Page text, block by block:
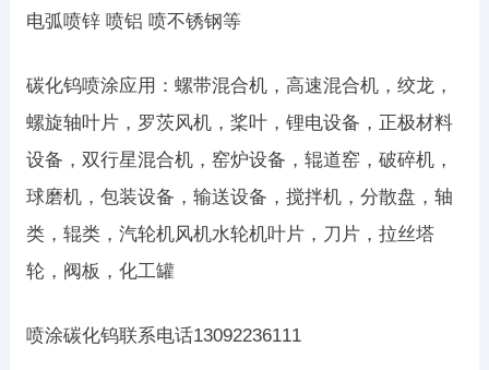
电弧喷锌 喷铝 喷不锈钢等
碳化钨喷涂应用：螺带混合机，高速混合机，绞龙，
螺旋轴叶片，罗茨风机，桨叶，锂电设备，正极材料
设备，双行星混合机，窑炉设备，辊道窑，破碎机，
球磨机，包装设备，输送设备，搅拌机，分散盘，轴
类，辊类，汽轮机风机水轮机叶片，刀片，拉丝塔
轮，阀板，化工罐
喷涂碳化钨联系电话13092236111